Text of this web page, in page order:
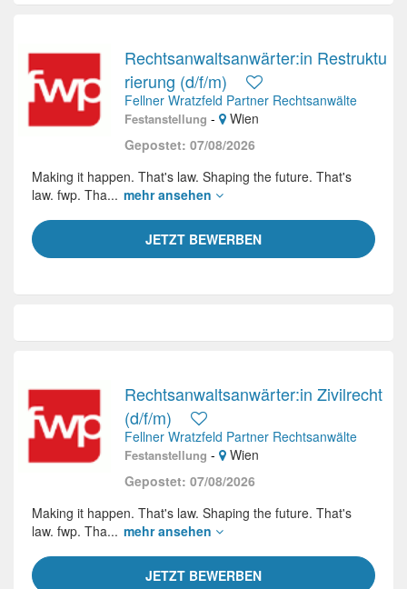
Rechtsanwaltsanwärter:in Restruktu
rierung (d/f/m)
Fellner Wratzfeld Partner Rechtsanwälte
Festanstellung -
Wien
Gepostet: 07/08/2026
JETZT BEWERBEN
Making it happen. That's law. Shaping the future. That's
law. fwp. Tha... mehr ansehen
Rechtsanwaltsanwärter:in Zivilrecht
(d/f/m)
Fellner Wratzfeld Partner Rechtsanwälte
Festanstellung -
Wien
Gepostet: 07/08/2026
JETZT BEWERBEN
Making it happen. That's law. Shaping the future. That's
law. fwp. Tha... mehr ansehen